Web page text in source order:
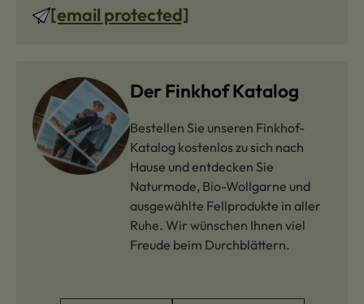
[email protected]
Der Finkhof Katalog
Bestellen Sie unseren Finkhof-
Katalog kostenlos zu sich nach
Hause und entdecken Sie
Naturmode, Bio-Wollgarne und
ausgewählte Fellprodukte in aller
Ruhe. Wir wünschen Ihnen viel
Freude beim Durchblättern.